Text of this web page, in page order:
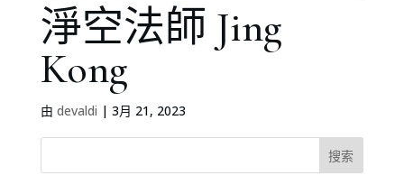
淨空法師 Jing
Kong
由 devaldi | 3月 21, 2023
搜索